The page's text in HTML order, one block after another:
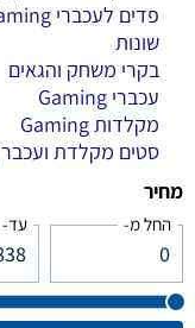
פדים לעכברי Gaming
שונות
בקרי משחק והגאים
עכברי Gaming
מקלדות Gaming
סטים מקלדת ועכבר Gaming
מחיר
החל מ- עד-